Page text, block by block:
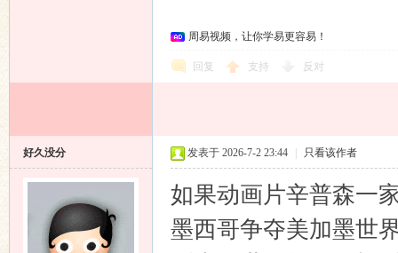
周易视频，让你学易更容易！
回复 支持 反对
好久没分 发表于 2026-7-2 23:44 只看该作者
如果动画片辛普森一
墨西哥争夺美加墨世